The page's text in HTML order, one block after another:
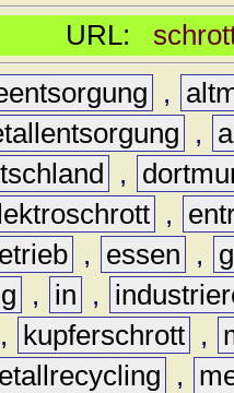
URL:
,
,
,
,
, essen ,
, in ,
, kupferschrott ,
,